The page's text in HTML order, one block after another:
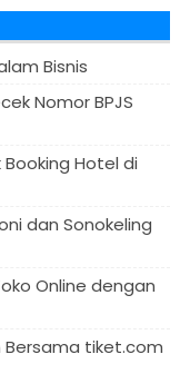
Bisnis
Nomor BPJS
Hotel di
dan Sonokeling
Online dengan
Bersama tiket.com